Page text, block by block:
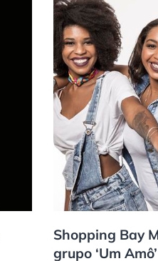
Shopping Bay
grupo ‘Um Amô’